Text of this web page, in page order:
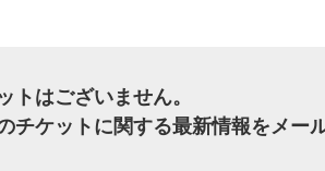
はございません。
ケットに関する最新情報をメー